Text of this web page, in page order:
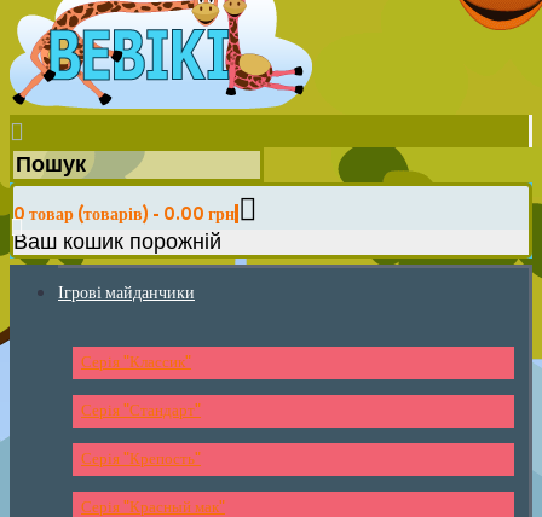
0 товар (товарів) - 0.00 грн
Ваш кошик порожній
Ігрові майданчики
Серія "Классик"
Серія "Стандарт"
Серія "Крепость"
Серія "Красный мак"